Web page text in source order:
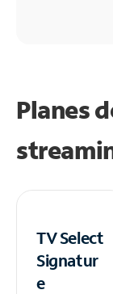
Planes
TV Select
Signatur
e